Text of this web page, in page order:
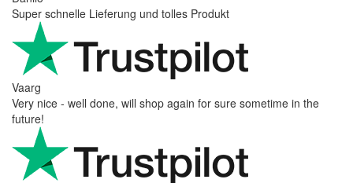
Super schnelle Lieferung und tolles Produkt
Vaarg
Very nice - well done, will shop again for sure sometime in the
future!